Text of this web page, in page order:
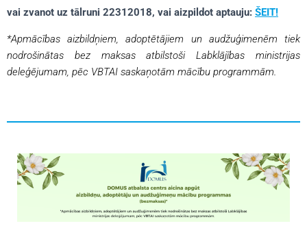
vai zvanot uz tālruni 22312018, vai aizpildot aptauju: ŠEIT!
*Apmācībasaizbildņiem, adoptētājiem un audžuģimenēm tiek
nodrošinātas bez maksas atbilstoši Labklājības ministrijas
deleģējumam, pēc VBTAI saskaņotām mācību programmām.